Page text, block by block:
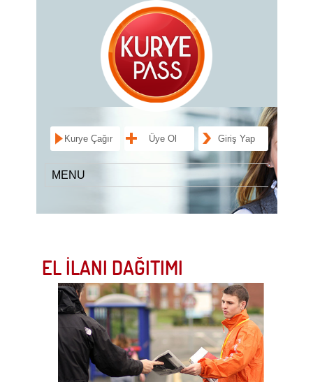
Kurye Çağır Üye Ol Giriş Yap
EL İLANI DAĞITIMI